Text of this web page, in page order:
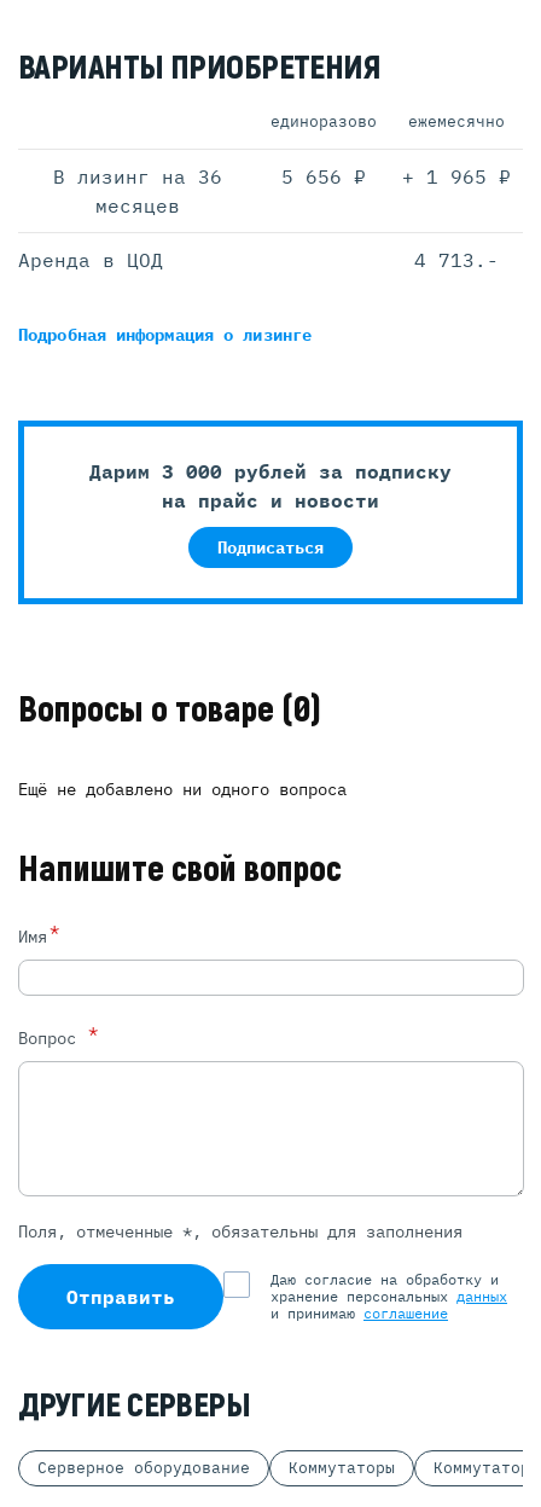
ВАРИАНТЫ ПРИОБРЕТЕНИЯ
единоразово ежемесячно
В лизинг на 36
месяцев
5 656 ₽ + 1 965 ₽
Аренда в ЦОД 4 713.-
Подробная информацияо лизинге
Дарим 3 000 рублей за подписку
на прайс и новости
Подписаться
Вопросы о товаре (0)
Ещё не добавлено ни одного вопроса
Напишите свой вопрос
Имя*
Вопрос *
Поля, отмеченные *, обязательны для заполнения
Отправить
Даю согласие на обработку и
хранение персональных данных
и принимаю соглашение
ДРУГИЕ СЕРВЕРЫ
Серверное оборудование Коммутаторы